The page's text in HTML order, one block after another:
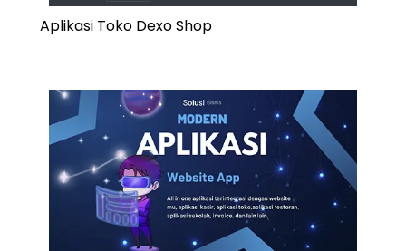
Aplikasi Toko Dexo Shop